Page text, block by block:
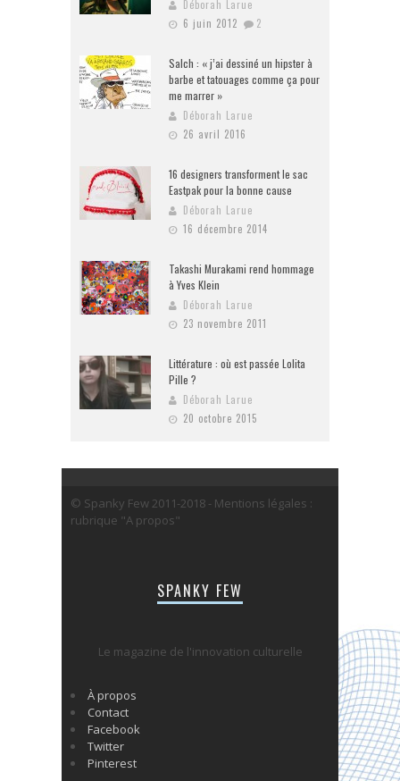
Déborah Larue
6 juin 2012
2
Salch : « j’ai dessiné un hipster à
barbe et tatouages comme ça pour
me marrer »
Déborah Larue
26 avril 2016
16 designers transforment le sac
Eastpak pour la bonne cause
Déborah Larue
16 décembre 2014
Takashi Murakami rend hommage
à Yves Klein
Déborah Larue
23 novembre 2011
Littérature : où est passée Lolita
Pille ?
Déborah Larue
20 octobre 2015
© Spanky Few 2011-2018 - Mentions légales :
rubrique "A propos"
SPANKY FEW
Le magazine de l'innovation culturelle
À propos
Contact
Facebook
Twitter
Pinterest